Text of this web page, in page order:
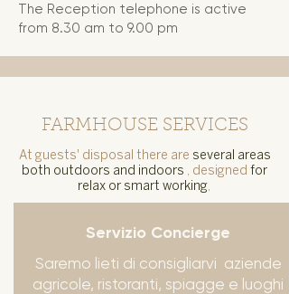
The Reception telephone is active
from 8.30 am to 9.00 pm
FARMHOUSE SERVICES
At guests' disposal there are several areas
both outdoors and indoors , designed for
relax or smart working,
Servizio Concierge
Saremo lieti di consigliarvi aziende
agricole, ristoranti, spiagge e luoghi